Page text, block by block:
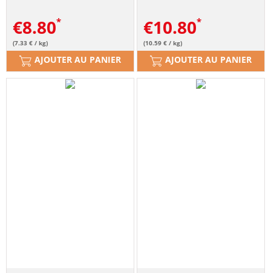
€8.80
(7.33 € / kg)
AJOUTER AU PANIER
€10.80
(10.59 € / kg)
AJOUTER AU PANIER